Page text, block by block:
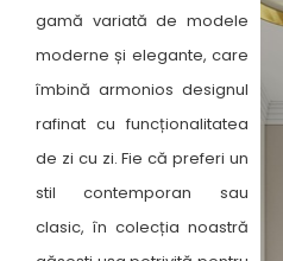
gamă variată de modele
moderne și elegante, care
îmbină armonios designul
rafinat cu funcționalitatea
de zi cu zi. Fie că preferi un
stil contemporan sau
clasic, în colecția noastră